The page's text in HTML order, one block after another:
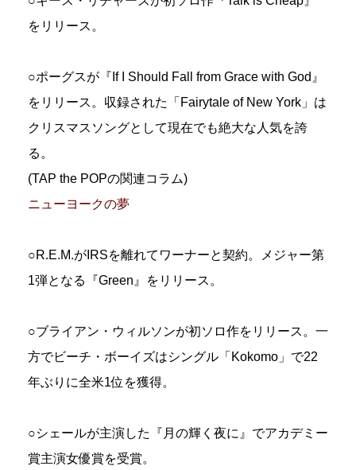
をリリース。
○ポーグスが『If I Should Fall from Grace with God』
をリリース。収録された「Fairytale of New York」は
クリスマスソングとして現在でも絶大な人気を誇
る。
(TAP the POPの関連コラム)
ニューヨークの夢
○R.E.M.がIRSを離れてワーナーと契約。メジャー第
1弾となる『Green』をリリース。
○ブライアン・ウィルソンが初ソロ作をリリース。一
方でビーチ・ボーイズはシングル「Kokomo」で22
年ぶりに全米1位を獲得。
○シェールが主演した『月の輝く夜に』でアカデミー
賞主演女優賞を受賞。